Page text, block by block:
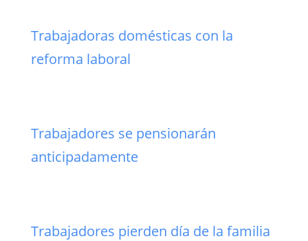
Trabajadoras domésticas con la
reforma laboral
Trabajadores se pensionarán
anticipadamente
Trabajadores pierden día de la familia